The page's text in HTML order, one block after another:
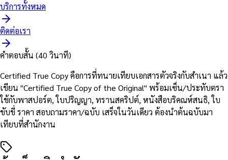
บริการทั้งหมด
ติดต่อเรา
คำตอบสั้น (40 วินาที)
Certified True Copy คือการที่ทนายเทียบเอกสารตัวจริงกับสำเนา แล้ว
เขียน "Certified True Copy of the Original" พร้อมเซ็น/ประทับตรา
ใช้กับพาสปอร์ต, ใบปริญญา, ทรานสคริปต์, หนังสือบริคณห์สนธิ, ใบ
ขับขี่ ราคา สอบถามราคา/ฉบับ เสร็จในวันเดียว ต้องนำต้นฉบับมา
เทียบที่สำนักงาน